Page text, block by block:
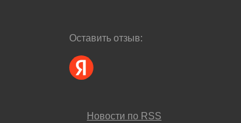
Оставить отзыв:
Новости по RSS